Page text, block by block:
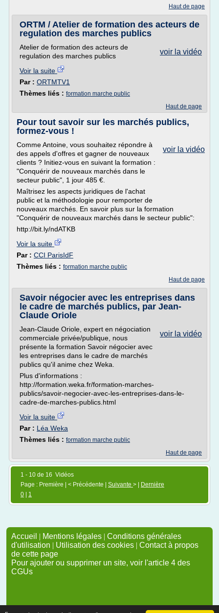
Haut de page
ORTM / Atelier de formation des acteurs de
regulation des marches publics
voir la vidéo
Atelier de formation des acteurs de
regulation des marches publics
Voir la suite
Par : ORTMTV1
Thèmes liés : formation marche public
Haut de page
Pour tout savoir sur les marchés publics,
formez-vous !
voir la vidéo
Comme Antoine, vous souhaitez répondre à
des appels d'offres et gagner de nouveaux
clients ? Initiez-vous en suivant la formation :
"Conquérir de nouveaux marchés dans le
secteur public", 1 jour 485 €.
Maîtrisez les aspects juridiques de l'achat
public et la méthodologie pour remporter de
nouveaux marchés. En savoir plus sur la formation
"Conquérir de nouveaux marchés dans le secteur public":
http://bit.ly/ndATKB
Voir la suite
Par : CCI ParisIdF
Thèmes liés : formation marche public
Haut de page
Savoir négocier avec les entreprises dans
le cadre de marchés publics, par Jean-
Claude Oriole
voir la vidéo
Jean-Claude Oriole, expert en négociation
commerciale privée/publique, nous
présente la formation Savoir négocier avec
les entreprises dans le cadre de marchés
publics qu'il anime chez Weka.
Plus d'informations :
http://formation.weka.fr/formation-marches-
publics/savoir-negocier-avec-les-entreprises-dans-le-
cadre-de-marches-publics.html
Voir la suite
Par : Léa Weka
Thèmes liés : formation marche public
Haut de page
1 - 10 de 16 Vidéos
Page : Première | < Précédente | Suivante > |
Dernière
0
1
Accueil | Mentions légales | Conditions générales
d'utilisation | Utilisation des cookies | Contact à propos
de cette page
Pour ajouter ou supprimer un site, voir l'article 4 des
CGUs